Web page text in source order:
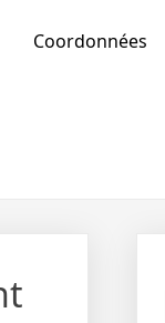
Coordonnées